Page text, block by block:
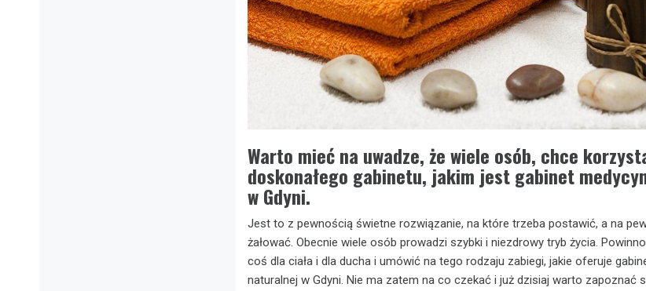
Warto mieć na uwadze, że wiele osób, chce
doskonałego gabinetu, jakim jest gabinet
w Gdyni.
Jest to z pewnością świetne rozwiązanie, na które trzeba postawić, a na
żałować. Obecnie wiele osób prowadzi szybki i niezdrowy tryb życia.
coś dla ciała i dla ducha i umówić na tego rodzaju zabiegi, jakie oferuje
naturalnej w Gdyni. Nie ma zatem na co czekać i już dzisiaj warto zapoznać